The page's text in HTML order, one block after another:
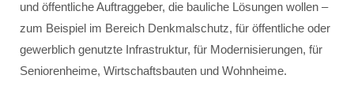
und öffentliche Auftraggeber, die bauliche Lösungen wollen –
zum Beispiel im Bereich Denkmalschutz, für öffentliche oder
gewerblich genutzte Infrastruktur, für Modernisierungen, für
Seniorenheime, Wirtschaftsbauten und Wohnheime.